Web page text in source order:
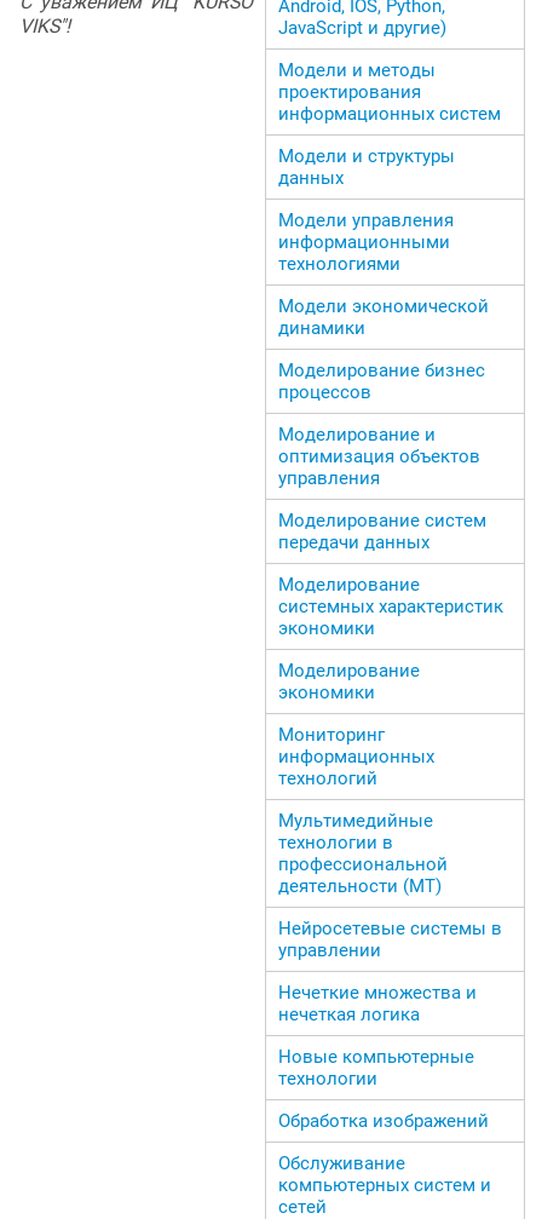
VIKS"!
Android, IOS, Python,
JavaScript и другие)
Модели и методы
проектирования
информационных систем
Модели и структуры
данных
Модели управления
информационными
технологиями
Модели экономической
динамики
Моделирование бизнес
процессов
Моделирование и
оптимизация объектов
управления
Моделирование систем
передачи данных
Моделирование
системных характеристик
экономики
Моделирование
экономики
Мониторинг
информационных
технологий
Мультимедийные
технологии в
профессиональной
деятельности (МТ)
Нейросетевые системы в
управлении
Нечеткие множества и
нечеткая логика
Новые компьютерные
технологии
Обработка изображений
Обслуживание
компьютерных систем и
сетей